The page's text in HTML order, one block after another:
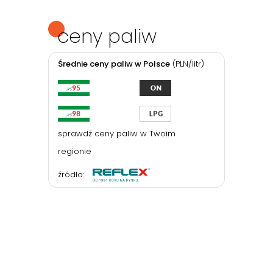
ceny paliw
Średnie ceny paliw w Polsce (PLN/litr)
sprawdź ceny paliw w Twoim
regionie
źródło: